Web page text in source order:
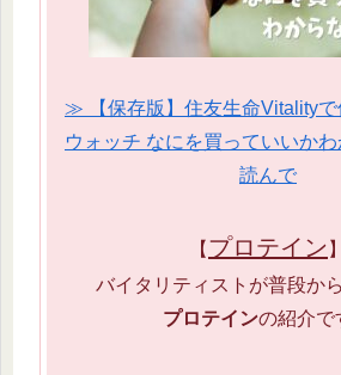
≫ 【保存版】住友生命Vitalityで
ウォッチ なにを買っていいか
読んで
【 プロテイン 】
バイタリティストが普段か
プロテインの紹介で